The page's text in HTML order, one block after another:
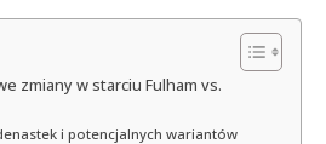
zmiany w starciu Fulham vs.
i potencjalnych wariantów